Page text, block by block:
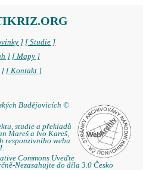
] [ Studie ]
] [ Mapy ]
] [ Kontakt ]
Budějovicích ©
studie a překladů
Mareš a Ivo Kareš,
responzivního webu
Commons Uveďte
Nezasahujte do díla 3.0 Česko